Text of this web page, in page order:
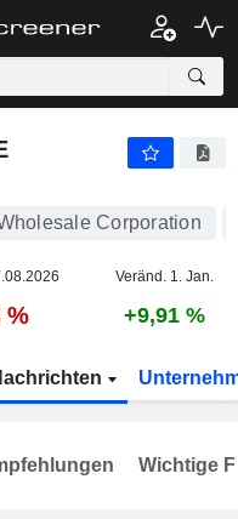
Corporation
Veränd. 1. Jan.
% +9,91 %
Wichtige